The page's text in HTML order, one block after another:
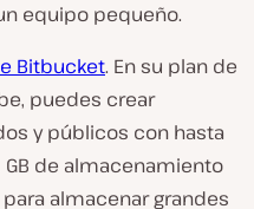
equipo pequeño.
Bitbucket. En su plan de
puedes crear
y públicos con hasta
GB de almacenamiento
para almacenar grandes